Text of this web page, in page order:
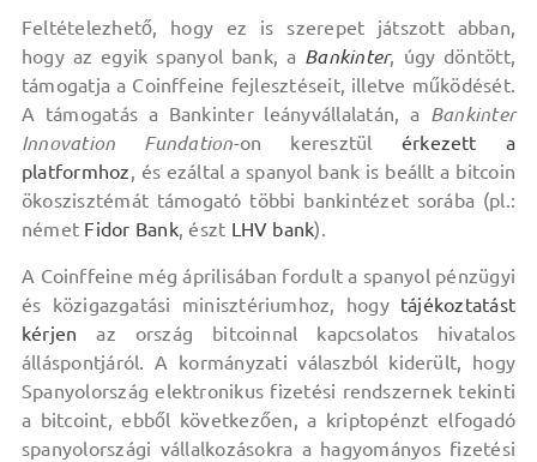
Feltételezhető, hogy ez is szerepet játszott abban,
hogy az egyik spanyol bank, a Bankinter, úgy döntött,
támogatja a Coinffeine fejlesztéseit, illetve működését.
A támogatás a Bankinter leányvállalatán, a Bankinter
Innovation Fundation-on keresztül érkezett a
platformhoz, és ezáltal a spanyol bank is beállt a bitcoin
ökoszisztémát támogató többi bankintézet sorába (pl.:
német Fidor Bank, észt LHV bank).
A Coinffeine még áprilisában fordult a spanyol pénzügyi
és közigazgatási minisztériumhoz, hogy tájékoztatást
kérjen az ország bitcoinnal kapcsolatos hivatalos
álláspontjáról. A kormányzati válaszból kiderült, hogy
Spanyolország elektronikus fizetési rendszernek tekinti
a bitcoint, ebből következően, a kriptopénzt elfogadó
spanyolországi vállalkozásokra a hagyományos fizetési